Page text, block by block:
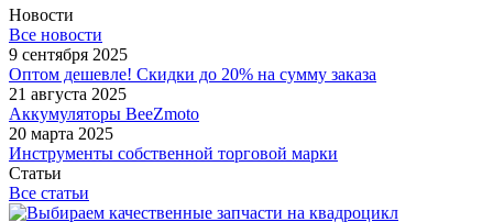
Новости
Все новости
9 сентября 2025
Оптом дешевле! Скидки до 20% на сумму заказа
21 августа 2025
Аккумуляторы BeeZmoto
20 марта 2025
Инструменты собственной торговой марки
Статьи
Все статьи